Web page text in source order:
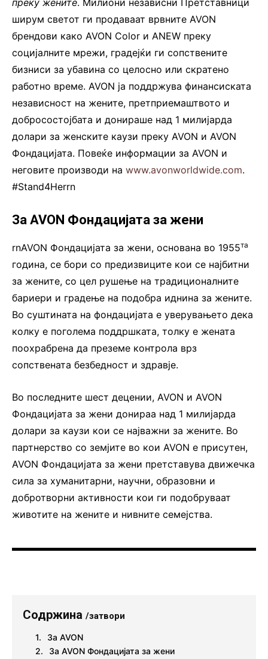
преку жените. Милиони независни Претставници
ширум светот ги продаваат врвните AVON
брендови како AVON Color и ANEW преку
социјалните мрежи, градејќи ги сопствените
бизниси за убавина со целосно или скратено
работно време. AVON ја поддржува финансиската
независност на жените, претприемаштвото и
добросостојбата и донираше над 1 милијарда
долари за женските каузи преку AVON и AVON
Фондацијата. Повеќе информации за AVON и
неговите производи на www.avonworldwide.com.
#Stand4Herrn
За AVON Фондацијата за жени
rnAVON Фондацијата за жени, основана во 1955та
година, се бори со предизвиците кои се најбитни
за жените, со цел рушење на традиционалните
бариери и градење на подобра иднина за жените.
Во суштината на фондацијата е уверувањето дека
колку е поголема поддршката, толку е жената
поохрабрена да преземе контрола врз
сопствената безбедност и здравје.
Во последните шест децении, AVON и AVON
Фондацијата за жени донираа над 1 милијарда
долари за каузи кои се најважни за жените. Во
партнерство со земјите во кои AVON е присутен,
AVON Фондацијата за жени претставува движечка
сила за хуманитарни, научни, образовни и
добротворни активности кои ги подобруваат
животите на жените и нивните семејства.
Содржина /затвори
За AVON
За AVON Фондацијата за жени